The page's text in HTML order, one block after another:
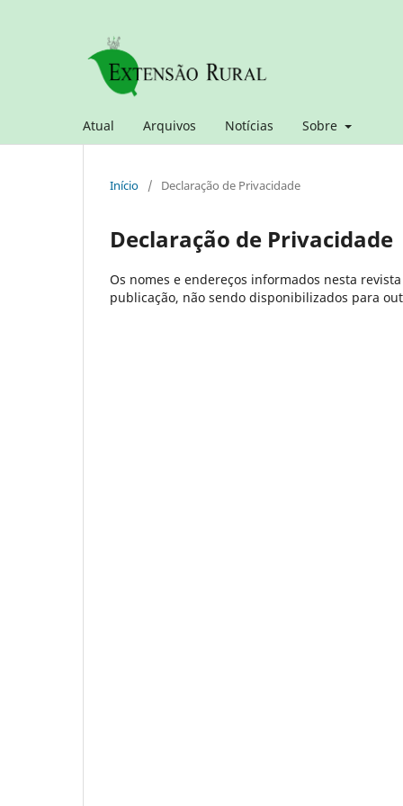
Atual Arquivos Notícias Sobre
Início / Declaração de Privacidade
Declaração de Privacidade
Os nomes e endereços informados nesta
publicação, não sendo disponibilizados para